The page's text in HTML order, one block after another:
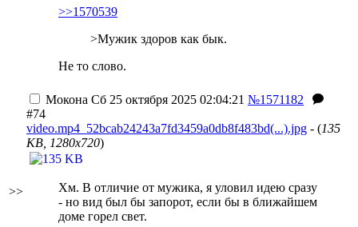
>>1570539
>Мужик здоров как бык.
Не то слово.
>>
Мокона Сб 25 октября 2025 02:04:21 №1571182
#74
video.mp4_52bcab24243a7fd3459a0db8f483bd(...).jpg - (135
KB, 1280x720)
Хм. В отличие от мужика, я уловил идею сразу
- но вид был бы запорот, если бы в ближайшем
доме горел свет.